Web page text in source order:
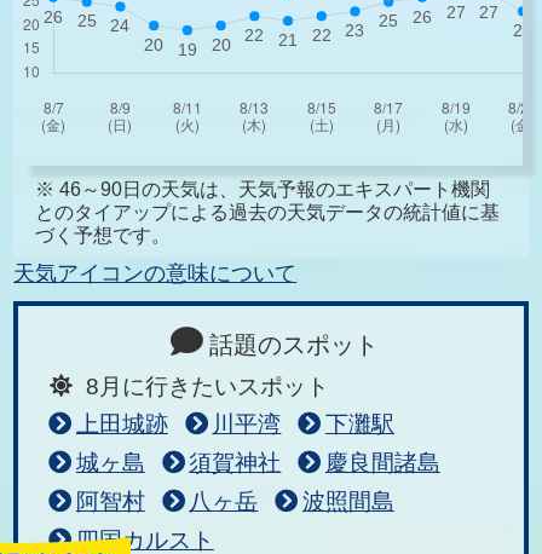
※ 46～90日の天気は、天気予報のエキスパート機関
とのタイアップによる過去の天気データの統計値に基
づく予想です。
天気アイコンの意味について
話題のスポット
8月に行きたいスポット
上田城跡
川平湾
下灘駅
城ヶ島
須賀神社
慶良間諸島
阿智村
八ヶ岳
波照間島
四国カルスト